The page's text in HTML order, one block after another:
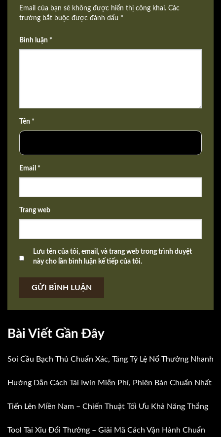
Email của bạn sẽ không được hiển thị công khai. Các
trường bắt buộc được đánh dấu *
Bình luận *
Tên *
Email *
Trang web
Lưu tên của tôi, email, và trang web trong trình duyệt
này cho lần bình luận kế tiếp của tôi.
GỬI BÌNH LUẬN
Bài Viết Gần Đây
Soi Cầu Bạch Thủ Chuẩn Xác, Tăng Tỷ Lệ Nổ Thưởng Nhanh
Hướng Dẫn Cách Tải Iwin Miễn Phí, Phiên Bản Chuẩn Nhất
Tiến Lên Miền Nam – Chiến Thuật Tối Ưu Khả Năng Thắng
Tool Tài Xỉu Đổi Thưởng – Giải Mã Cách Vận Hành Chuẩn